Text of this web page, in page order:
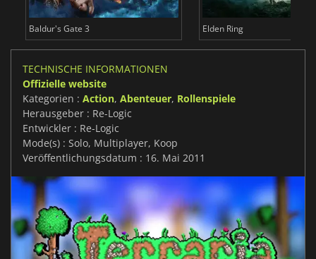
Baldur's Gate 3 Elden Ring
TECHNISCHE INFORMATIONEN
Offizielle website
Kategorien : Action, Abenteuer, Rollenspiele
Herausgeber : Re-Logic
Entwickler : Re-Logic
Mode(s) : Solo, Multiplayer, Koop
Veröffentlichungsdatum : 16. Mai 2011